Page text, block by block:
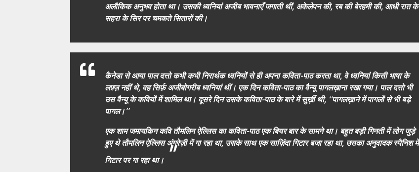
अलौकिक अनुभव होता था। उसकी ध्वनियां अजीब भावनाएँ जगाती थीं, अकेलेपन की, रब की बेरहमी की, आधी रात के
सहरा के सिर पर चमकते सितारों की।
कैनेडा से आया पाल दत्तो कभी कभी निरार्थक ध्वनियों से ही अपना कविता-पाठ करता था, वे ध्वनियां किसी भाषा के
लफ़्ज़ नहीं थे, वह सिर्फ़ अजीबोगरीब ध्वनियां थीं। एक दिन कविता-पाठ का वैन्यू पागलख़ाना रखा गया। पाल दत्तो भी
उस वैन्यू के कवियों में शामिल था। दूसरे दिन उसके कविता-पाठ के बारे में सुर्ख़ी थी, ‘‘पागलख़ाने में पागलों से भी बड़े
पागल।’’
एक शाम जमायकिन कवि तौमलिन ऐल्लिस का कविता-पाठ एक बियर बार के सामने था। बहुत बड़ी गिनती में लोग जुड़े
हुए थे तौमलिन ऐल्लिस अंग्रेज़ी में गा रहा था, उसके साथ एक साज़िंदा गिटार बजा रहा था, उसका अनुवादक स्पैनिश में
गिटार पर गा रहा था। "